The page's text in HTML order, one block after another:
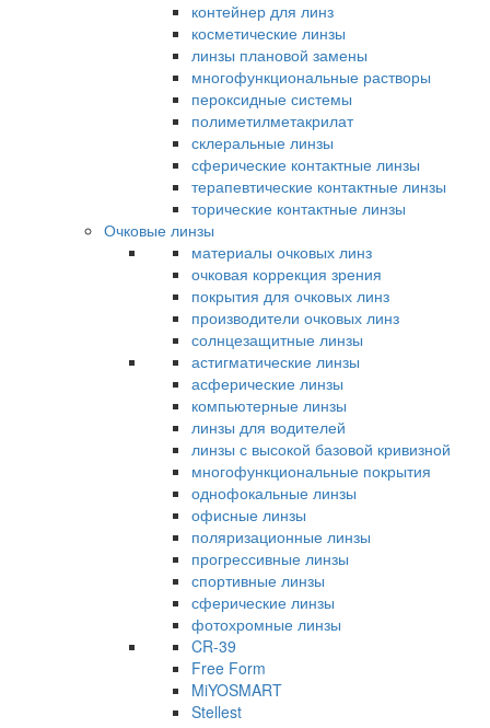
контейнер для линз
косметические линзы
линзы плановой замены
многофункциональные растворы
пероксидные системы
полиметилметакрилат
склеральные линзы
сферические контактные линзы
терапевтические контактные линзы
торические контактные линзы
Очковые линзы
материалы очковых линз
очковая коррекция зрения
покрытия для очковых линз
производители очковых линз
солнцезащитные линзы
астигматические линзы
асферические линзы
компьютерные линзы
линзы для водителей
линзы с высокой базовой кривизной
многофункциональные покрытия
однофокальные линзы
офисные линзы
поляризационные линзы
прогрессивные линзы
спортивные линзы
сферические линзы
фотохромные линзы
CR-39
Free Form
MiYOSMART
Stellest